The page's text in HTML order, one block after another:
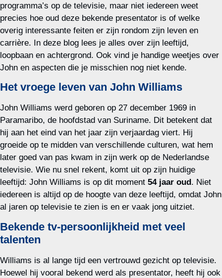
programma’s op de televisie, maar niet iedereen weet
precies hoe oud deze bekende presentator is of welke
overig interessante feiten er zijn rondom zijn leven en
carrière. In deze blog lees je alles over zijn leeftijd,
loopbaan en achtergrond. Ook vind je handige weetjes over
John en aspecten die je misschien nog niet kende.
Het vroege leven van John Williams
John Williams werd geboren op 27 december 1969 in
Paramaribo, de hoofdstad van Suriname. Dit betekent dat
hij aan het eind van het jaar zijn verjaardag viert. Hij
groeide op te midden van verschillende culturen, wat hem
later goed van pas kwam in zijn werk op de Nederlandse
televisie. Wie nu snel rekent, komt uit op zijn huidige
leeftijd: John Williams is op dit moment 54 jaar oud . Niet
iedereen is altijd op de hoogte van deze leeftijd, omdat John
al jaren op televisie te zien is en er vaak jong uitziet.
Bekende tv-persoonlijkheid met veel
talenten
Williams is al lange tijd een vertrouwd gezicht op televisie.
Hoewel hij vooral bekend werd als presentator, heeft hij ook